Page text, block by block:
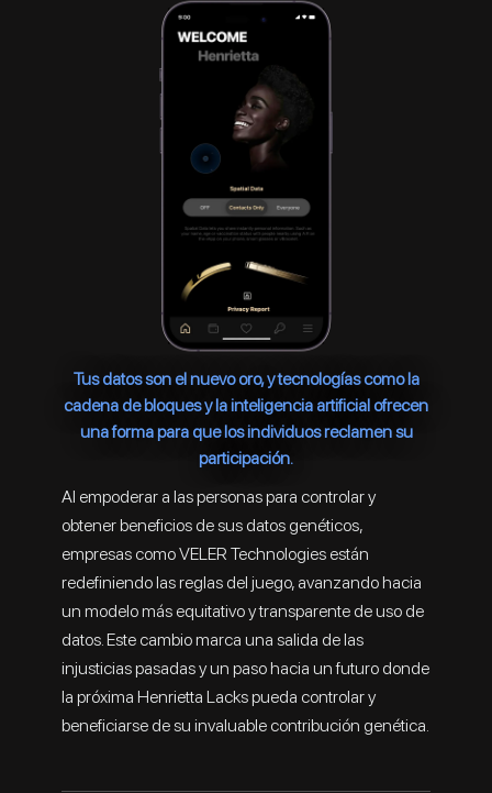
Tus datos son el nuevo oro, y tecnologías como la
cadena de bloques y la inteligencia artificial ofrecen
una forma para que los individuos reclamen su
participación.
Al empoderar a las personas para controlar y
obtener beneficios de sus datos genéticos,
empresas como VELER Technologies están
redefiniendo las reglas del juego, avanzando hacia
un modelo más equitativo y transparente de uso de
datos. Este cambio marca una salida de las
injusticias pasadas y un paso hacia un futuro donde
la próxima Henrietta Lacks pueda controlar y
beneficiarse de su invaluable contribución genética.